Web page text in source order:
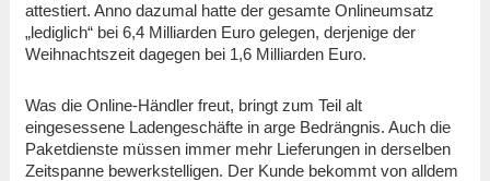
attestiert. Anno dazumal hatte der gesamte Onlineumsatz
„lediglich“ bei 6,4 Milliarden Euro gelegen, derjenige der
Weihnachtszeit dagegen bei 1,6 Milliarden Euro.
Was die Online-Händler freut, bringt zum Teil alt
eingesessene Ladengeschäfte in arge Bedrängnis. Auch die
Paketdienste müssen immer mehr Lieferungen in derselben
Zeitspanne bewerkstelligen. Der Kunde bekommt von alldem